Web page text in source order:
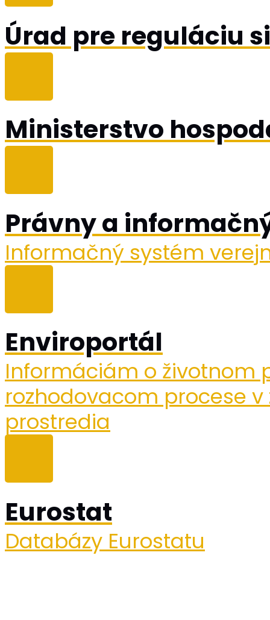
Úrad pre reguláciu
Ministerstvo
Právny a
Informačný systém
Enviroportál
Informáciám o životnom
rozhodovacom procese
prostredia
Eurostat
Databázy Eurostatu